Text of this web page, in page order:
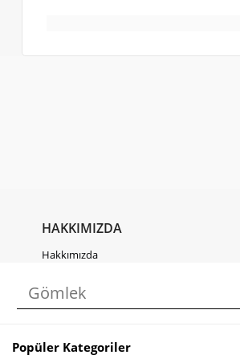
HAKKIMIZDA
Hakkımızda
KVKK Hakkında Bilgilendirme
İletişim
Instagram
Popüler Kategoriler